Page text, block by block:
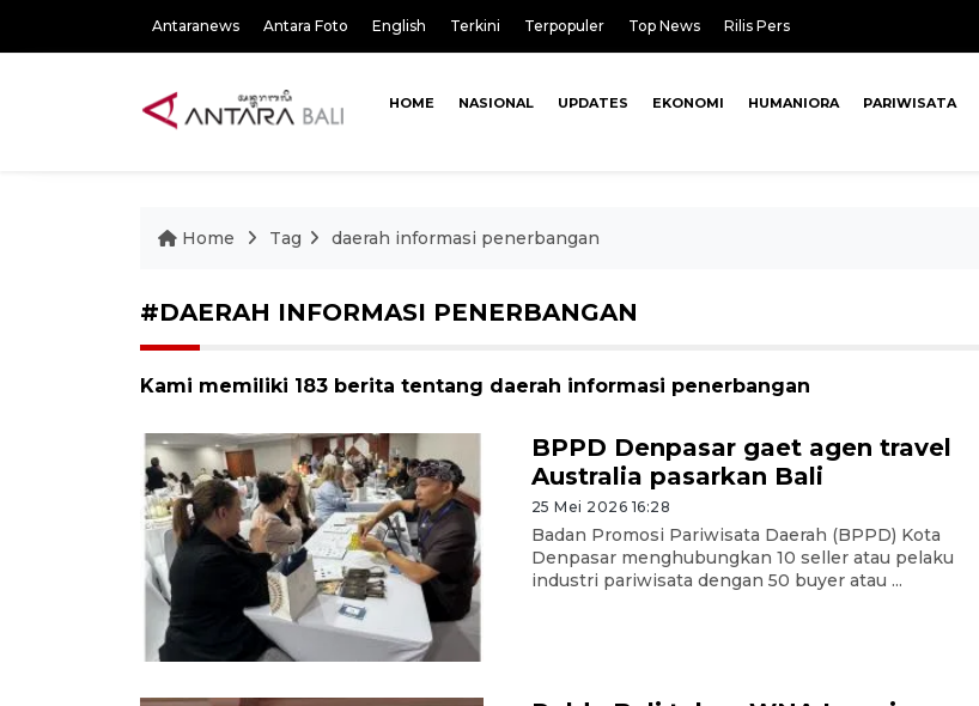
Antaranews Antara Foto English Terkini Terpopuler Top News Rilis Pers
HOME NASIONAL UPDATES EKONOMI HUMANIORA PARIWISATA
Home Tag daerah informasi penerbangan
#DAERAH INFORMASI PENERBANGAN
Kami memiliki 183 berita tentang daerah informasi penerbangan
BPPD Denpasar gaet agen travel
Australia pasarkan Bali
25 Mei 2026 16:28
Badan Promosi Pariwisata Daerah (BPPD) Kota
Denpasar menghubungkan 10 seller atau pelaku
industri pariwisata dengan 50 buyer atau ...